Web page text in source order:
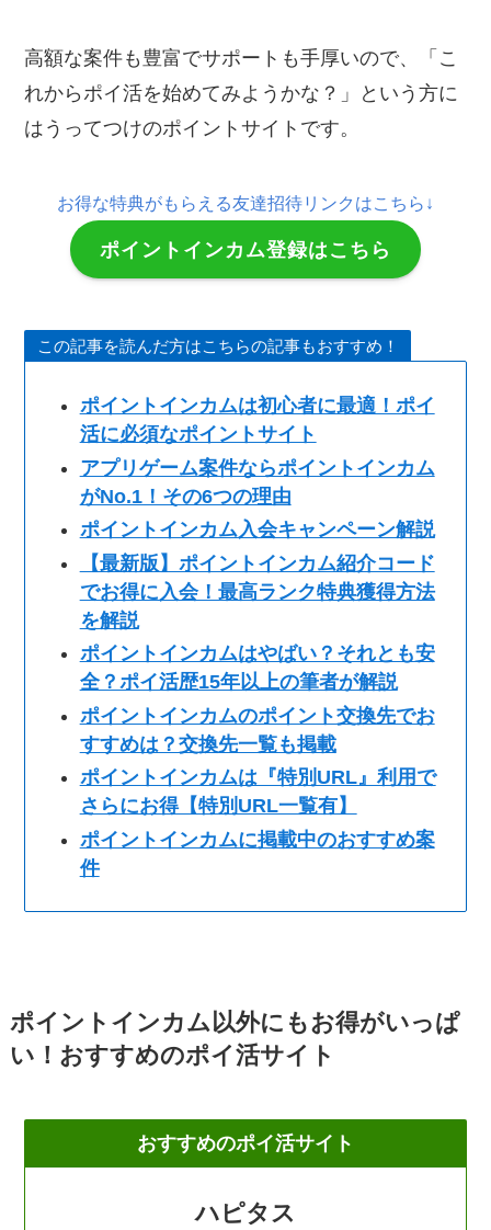
高額な案件も豊富でサポートも手厚いので、「こ
れからポイ活を始めてみようかな？」という方に
はうってつけのポイントサイトです。
お得な特典がもらえる友達招待リンクはこちら↓
ポイントインカム登録はこちら
この記事を読んだ方はこちらの記事もおすすめ！
ポイントインカムは初心者に最適！ポイ
活に必須なポイントサイト
アプリゲーム案件ならポイントインカム
がNo.1！その6つの理由
ポイントインカム入会キャンペーン解説
【最新版】ポイントインカム紹介コード
でお得に入会！最高ランク特典獲得方法
を解説
ポイントインカムはやばい？それとも安
全？ポイ活歴15年以上の筆者が解説
ポイントインカムのポイント交換先でお
すすめは？交換先一覧も掲載
ポイントインカムは『特別URL』利用で
さらにお得【特別URL一覧有】
ポイントインカムに掲載中のおすすめ案
件
ポイントインカム以外にもお得がいっぱ
い！おすすめのポイ活サイト
おすすめのポイ活サイト
ハピタス